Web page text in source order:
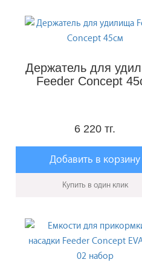
Держатель для
Feeder Concept
6 220 тг.
Добавить в корзину
Купить в один клик